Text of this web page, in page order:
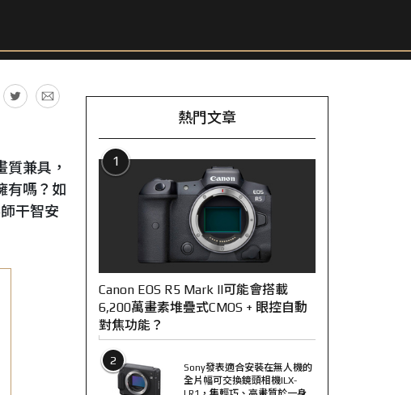
兼具，
有嗎？如
干智安
熱門文章
1
Canon EOS R5 Mark II可能會搭載
6,200萬畫素堆疊式CMOS + 眼控自動
對焦功能？
2
Sony發表適合安裝在無人機的
全片幅可交換鏡頭相機ILX-